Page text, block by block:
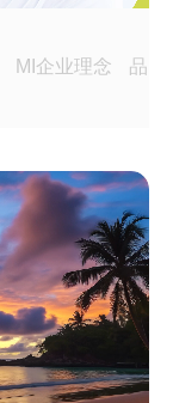
MI企业理念
品